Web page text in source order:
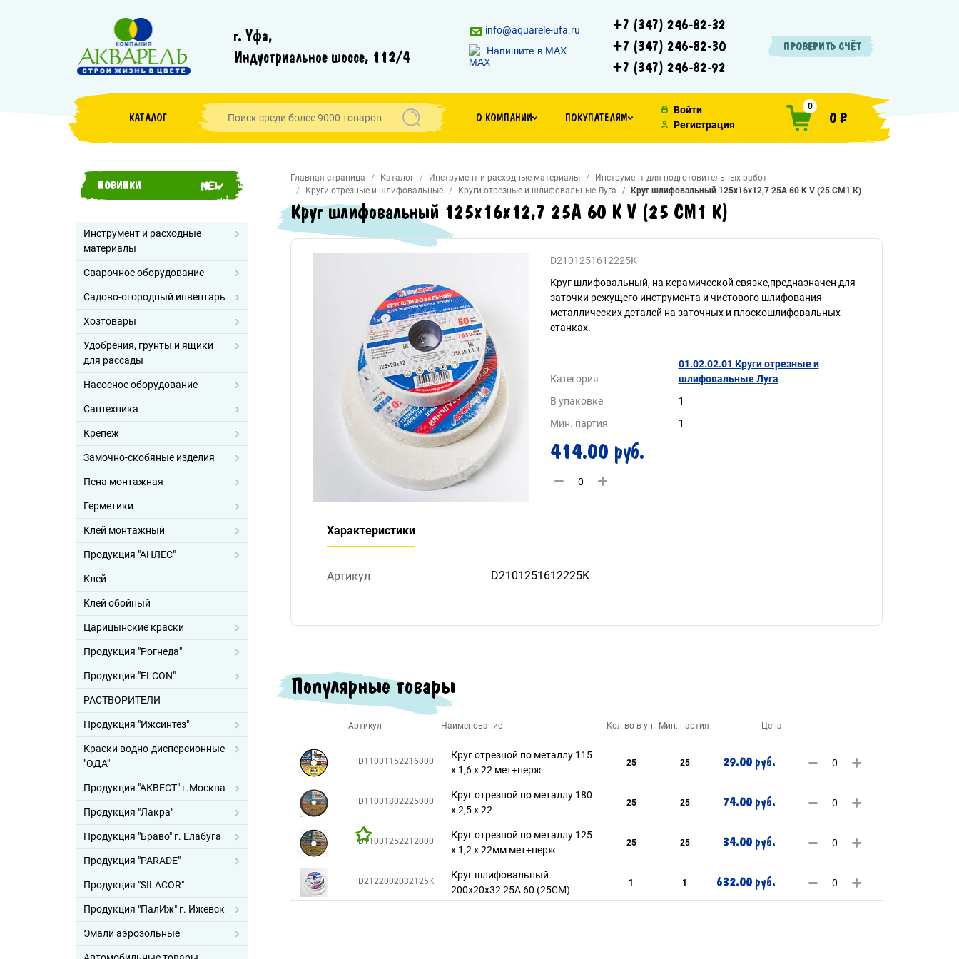
г. Уфа,
Индустриальное шоссе, 112/4
info@aquarele-ufa.ru
Напишите в MAX
+7 (347) 246-82-32
+7 (347) 246-82-30
+7 (347) 246-82-92
ПРОВЕРИТЬ СЧЁТ
КАТАЛОГ О КОМПАНИИ ПОКУПАТЕЛЯМ
Войти
Регистрация
0
0 ₽
НОВИНКИ
Инструмент и расходные
материалы
Сварочное оборудование
Садово-огородный инвентарь
Хозтовары
Удобрения, грунты и ящики
для рассады
Насосное оборудование
Сантехника
Крепеж
Замочно-скобяные изделия
Пена монтажная
Герметики
Клей монтажный
Продукция "АНЛЕС"
Клей
Клей обойный
Царицынские краски
Продукция "Рогнеда"
Продукция "ELCON"
РАСТВОРИТЕЛИ
Продукция "Ижсинтез"
Краски водно-дисперсионные
"ОДА"
Продукция "АКВЕСТ" г.Москва
Продукция "Лакра"
Продукция "Браво" г. Елабуга
Продукция "PARADE"
Продукция "SILACOR"
Продукция "ПалИж" г. Ижевск
Эмали аэрозольные
Главная страница Каталог Инструмент и расходные материалы
Инструмент для подготовительных работ
Круги отрезные и шлифовальные
Круги отрезные и шлифовальные Луга Круг шлифовальный 125х16х12,7 25A 60 K V (25 СМ1 К)
Круг шлифовальный 125х16х12,7 25A 60 K V (25 СМ1 К)
D2101251612225K
Круг шлифовальный, на керамической связке,предназначен для
заточки режущего инструмента и чистового шлифования
металлических деталей на заточных и плоскошлифовальных
станках.
Категория
01.02.02.01 Круги отрезные и
шлифовальные Луга
В упаковке
1
Мин. партия
1
414.00 руб.
Характеристики
Артикул D2101251612225K
Популярные товары
Артикул Наименование Кол-во в уп. Мин. партия Цена
D11001152216000
Круг отрезной по металлу 115
х 1,6 х 22 мет+нерж
25 25 29.00 руб.
D11001802225000
Круг отрезной по металлу 180
х 2,5 х 22
25 25 74.00 руб.
D11001252212000
Круг отрезной по металлу 125
х 1,2 х 22мм мет+нерж
25 25 34.00 руб.
D2122002032125K
Круг шлифовальный
200х20х32 25А 60 (25СМ)
1 1 632.00 руб.